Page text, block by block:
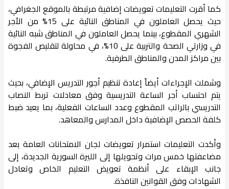
كما أقرت التعليمات تعويضات إضافية مرتبطة بالموقع الجغرافي،
حيث يحصل العاملون في المناطق النائية على 15% من الأجر
الشهري المقطوع، بينما يحصل العاملون في المناطق شبه النائية
في وزارتي الصحة والتربية على 10%، في محاولة لتقليص الفجوة
بين مراكز المدن والمناطق الطرفية.
وشملت الإجراءات أيضاً إعادة تنظيم أجور التدريس الإضافي، بحيث
يتم احتساب أجر الساعة التدريسية وفق معادلات تربط النصاب
التدريسي بالراتب المقطوع وعدد الساعات الفعلية، بما يعيد ضبط
كلفة الحصص الإضافية داخل المدارس والمعاهد.
وأكدت التعليمات استمرار تعويضات لجان الامتحانات العامة بعد
مضاعفتها خمس مرات وتحويلها إلى الليرة السورية الجديدة، إلى
جانب الإبقاء على أنظمة تعويض التعليم الخاص وتعادل
الشهادات وفق القوانين النافذة.